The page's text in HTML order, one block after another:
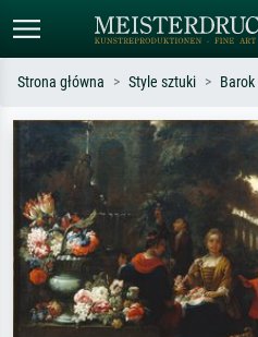
Wyszukiwanie standardowe
Szukaj wg artysty, tytułu lub stylu – np.
Monet, Gwiaździsta noc,
impresjonizm, fala Hokusaia, akt.
Strona główna Style sztuki Barok